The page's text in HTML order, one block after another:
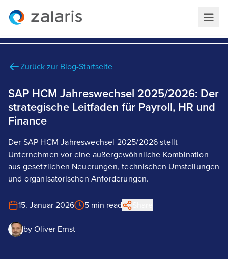
Zurück zur Blog-Startseite
SAP HCM Jahreswechsel 2025/2026: Der
strategische Leitfaden für Payroll, HR und
Finance
Der SAP HCM Jahreswechsel 2025/2026 stellt
Unternehmen vor eine außergewöhnliche Kombination
aus gesetzlichen Neuerungen, technischen Umstellungen
und organisatorischen Anforderungen.
15. Januar 2026 5 min read
by Oliver Ernst